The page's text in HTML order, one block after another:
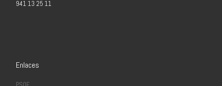
941 13 25 11
Enlaces